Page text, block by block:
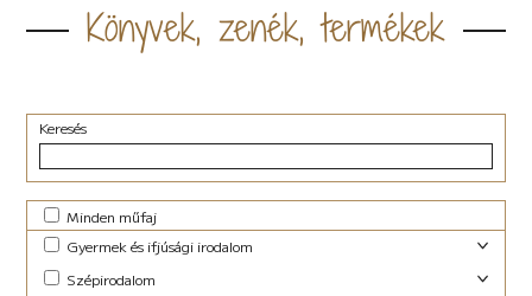
Könyvek, zenék, termékek
Keresés
Minden műfaj
Gyermek és ifjúsági irodalom
Foglalkoztató (29)
Szépirodalom